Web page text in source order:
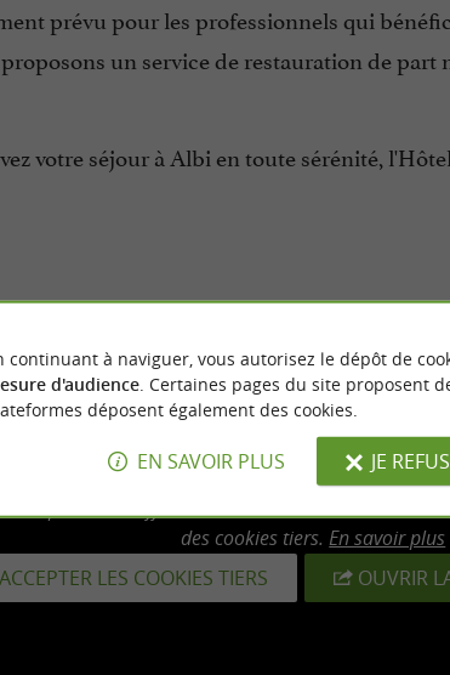
prévu pour les professionnels qui
un service de restauration de part
votre séjour à Albi en toute sérénité,
Impossible d'afficher cette vidéo car vous vous
des cookies tiers. En savoir plus
ACCEPTER LES COOKIES TIERS
OUVRIR
continuant à naviguer, vous autorisez le dépôt de
d'audience. Certaines pages du site proposent
déposent également des cookies.
EN SAVOIR PLUS JE